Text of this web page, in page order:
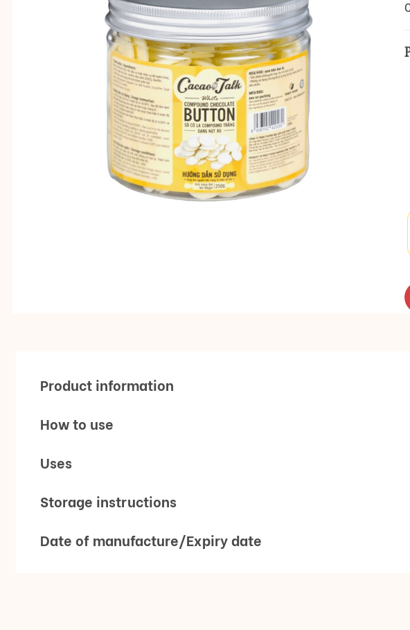
Product information
How to use
Uses
Storage instructions
Date of manufacture/Expiry date